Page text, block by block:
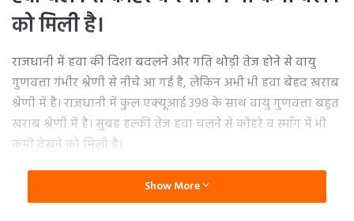
को मिली है।
राजधानी में हवा की दिशा बदलने और गति थोड़ी तेज होने से वायु
गुणवत्ता गंभीर श्रेणी से नीचे आ गई है, लेकिन अभी भी हवा बेहद खराब
श्रेणी में है। राजधानी में कुल एक्यूआई 398 के साथ वायु गुणवत्ता बहुत
खराब श्रेणी में है। सुबह हल्की तेज हवा चलने से कोहरे व स्मॉग में भी
कमी देखने को मिली है।
दिल्ली के पर्यावरण मंत्री और आप नेता गोपाल राय ने कहा कि पिछले
दो दिनों में दिल्ली में प्रदूषण के स्तर में सुधार हुआ है। ग्रैप 4 प्रतिबंध
Show More